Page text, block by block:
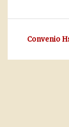
Convenio